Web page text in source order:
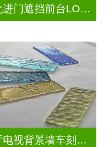
文化进门遮挡前台LOGO玻璃背景墙
客厅电视背景墙车刻玻璃